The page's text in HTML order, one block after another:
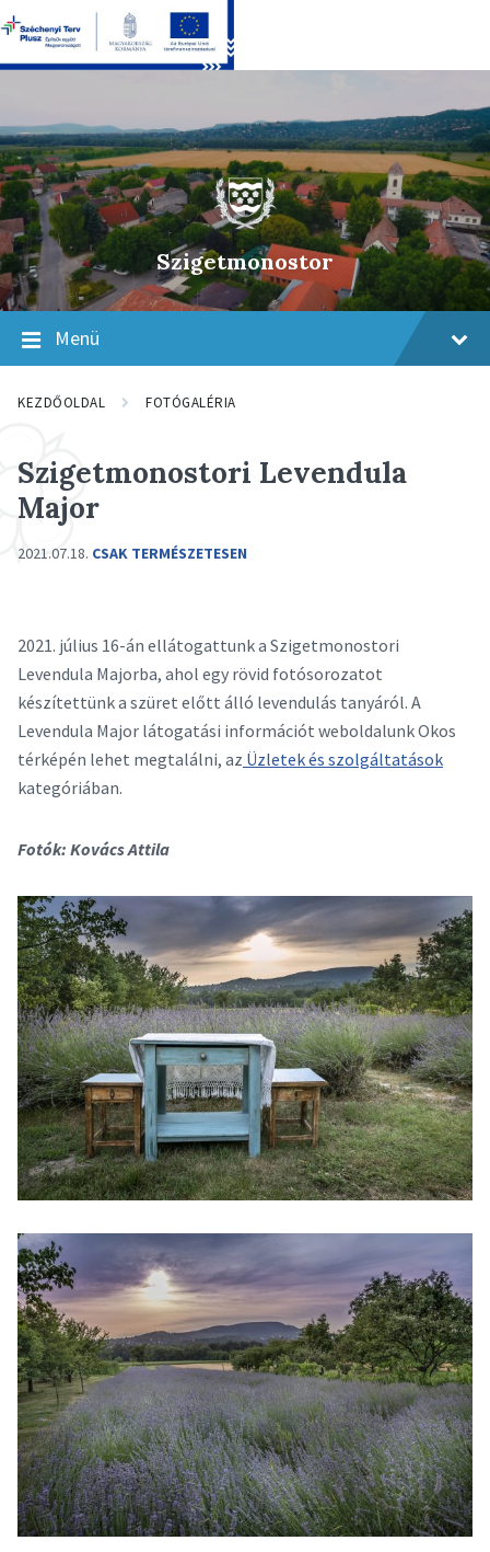
content
main
navigation
footer
Szigetmonostor
Menü
KEZDŐOLDAL FOTÓGALÉRIA
Szigetmonostori Levendula
Major
2021.07.18. CSAK TERMÉSZETESEN
2021. július 16-án ellátogattunk a Szigetmonostori
Levendula Majorba, ahol egy rövid fotósorozatot
készítettünk a szüret előtt álló levendulás tanyáról. A
Levendula Major látogatási információt weboldalunk Okos
térképén lehet megtalálni, az Üzletek és szolgáltatások
kategóriában.
Fotók: Kovács Attila